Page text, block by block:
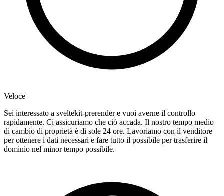
Veloce
Sei interessato a sveltekit-prerender e vuoi averne il controllo
rapidamente. Ci assicuriamo che ciò accada. Il nostro tempo medio
di cambio di proprietà è di sole 24 ore. Lavoriamo con il venditore
per ottenere i dati necessari e fare tutto il possibile per trasferire il
dominio nel minor tempo possibile.